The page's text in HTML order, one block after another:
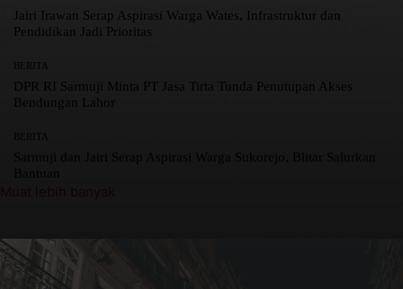
Jairi Irawan Serap Aspirasi Warga Wates, Infrastruktur dan
Pendidikan Jadi Prioritas
BERITA
DPR RI Sarmuji Minta PT Jasa Tirta Tunda Penutupan Akses
Bendungan Lahor
BERITA